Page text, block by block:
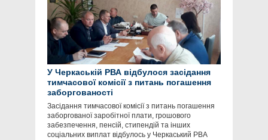
У Черкаській РВА відбулося засідання
тимчасової комісії з питань погашення
заборгованості
Засідання тимчасової комісії з питань погашення
заборгованої заробітної плати, грошового
забезпечення, пенсій, стипендій та інших
соціальних виплат відбулось у Черкаський РВА